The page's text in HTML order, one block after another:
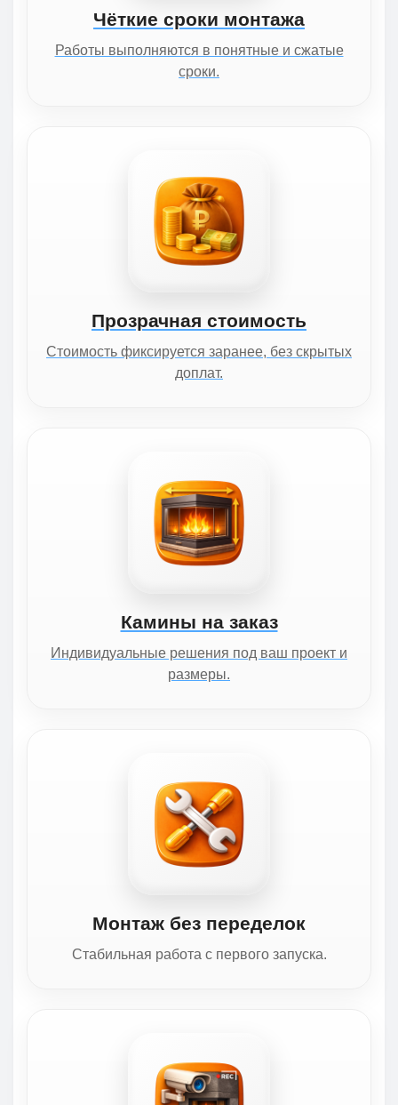
Чёткие сроки монтажа
Работы выполняются в понятные и сжатые
сроки.
Прозрачная стоимость
Стоимость фиксируется заранее, без скрытых
доплат.
Камины на заказ
Индивидуальные решения под ваш проект и
размеры.
Монтаж без переделок
Стабильная работа с первого запуска.